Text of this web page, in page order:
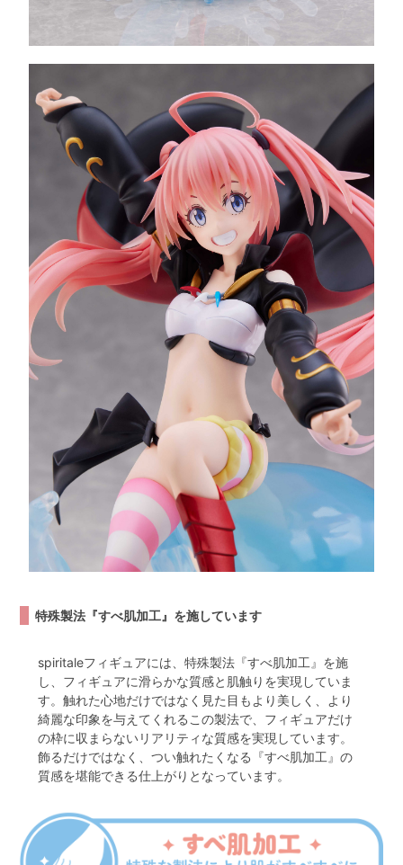
特殊製法『すべ肌加工』を施しています
spiritaleフィギュアには、特殊製法『すべ肌加工』を施
し、フィギュアに滑らかな質感と肌触りを実現していま
す。触れた心地だけではなく見た目もより美しく、より
綺麗な印象を与えてくれるこの製法で、フィギュアだけ
の枠に収まらないリアリティな質感を実現しています。
飾るだけではなく、つい触れたくなる『すべ肌加工』の
質感を堪能できる仕上がりとなっています。